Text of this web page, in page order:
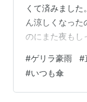
くて済みまし
ん涼しくなった
のにまた夜もし
した。眠れなく
そうです。この
夜に出かける時
#ゲリラ豪雨 #
#いつも傘